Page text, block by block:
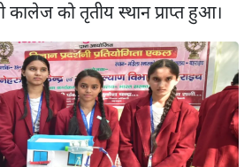
कालेज को तृतीय स्थान प्राप्त हुआ।